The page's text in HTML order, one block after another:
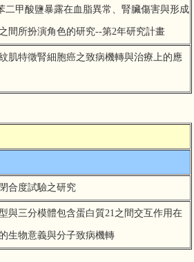
二甲酸鹽暴露在血脂異常、腎臟傷害與形成
間所扮演角色的研究--第2年研究計畫
肌特徵腎細胞癌之致病機轉與治療上的應
合度試驗之研究
與三分模體包含蛋白質21之間交互作用在
生物意義與分子致病機轉